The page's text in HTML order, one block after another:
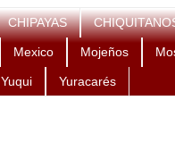
CHIPAYAS
Mexico Mojeños
Yuqui Yuracarés